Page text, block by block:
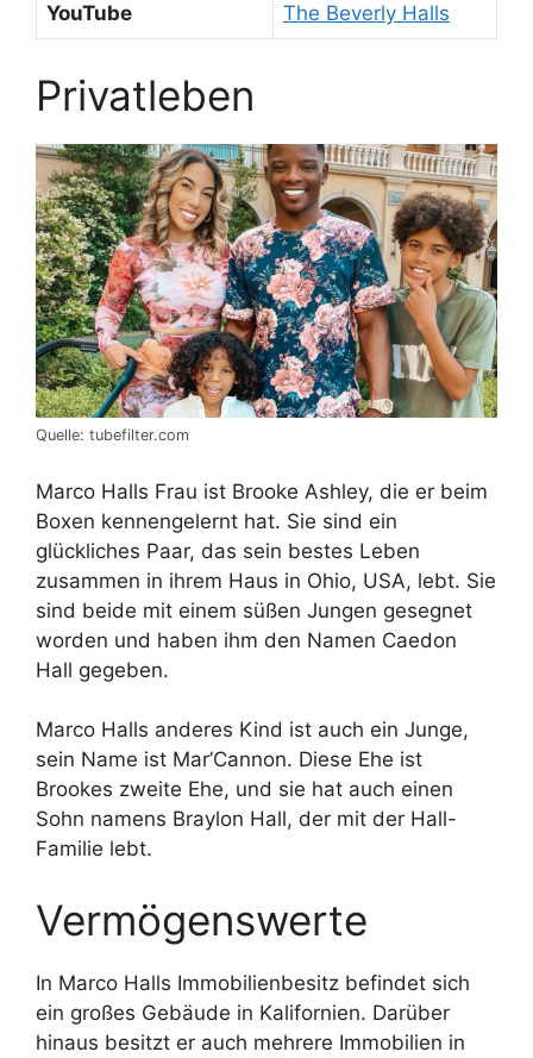
YouTube The Beverly Halls
Privatleben
Quelle: tubefilter.com
Marco Halls Frau ist Brooke Ashley, die er beim
Boxen kennengelernt hat. Sie sind ein
glückliches Paar, das sein bestes Leben
zusammen in ihrem Haus in Ohio, USA, lebt. Sie
sind beide mit einem süßen Jungen gesegnet
worden und haben ihm den Namen Caedon
Hall gegeben.
Marco Halls anderes Kind ist auch ein Junge,
sein Name ist Mar’Cannon. Diese Ehe ist
Brookes zweite Ehe, und sie hat auch einen
Sohn namens Braylon Hall, der mit der Hall-
Familie lebt.
Vermögenswerte
In Marco Halls Immobilienbesitz befindet sich
ein großes Gebäude in Kalifornien. Darüber
hinaus besitzt er auch mehrere Immobilien in